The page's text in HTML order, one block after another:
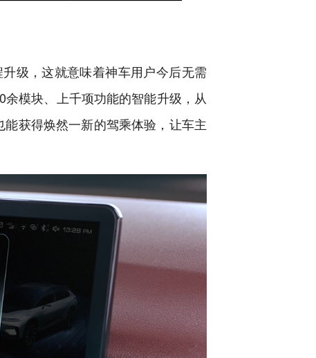
级，这就意味着神车用户今后无需
模块、上千项功能的智能升级，从
获得焕然一新的驾乘体验，让车主